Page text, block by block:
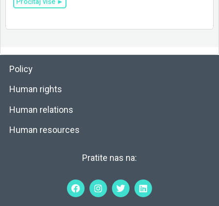
Policy
Human rights
Human relations
Human resources
Pratite nas na: